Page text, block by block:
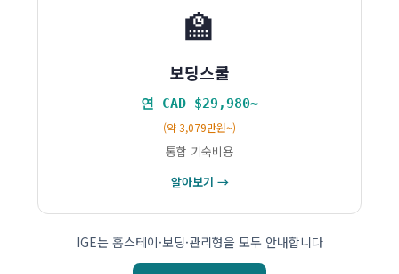
🏫
보딩스쿨
연 CAD $29,980~
(약 3,079만원~)
통합 기숙비용
알아보기 →
IGE는 홈스테이·보딩·관리형을 모두 안내합니다